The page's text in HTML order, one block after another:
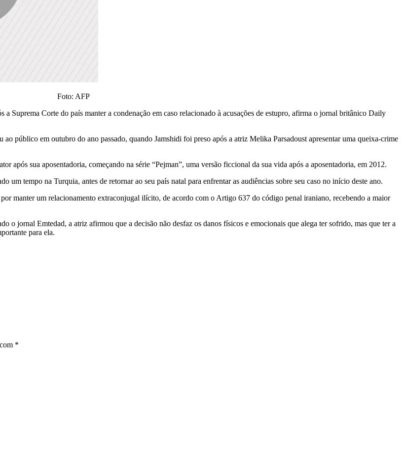
Foto: AFP
Suprema Corte do país manter a condenação em caso relacionado à acusações de estupro, afirma o jornal britânico Daily
público em outubro do ano passado, quando Jamshidi foi preso após a atriz Melika Parsadoust apresentar uma queixa-crime
após sua aposentadoria, começando na série “Pejman”, uma versão ficcional da sua vida após a aposentadoria, em 2012.
um tempo na Turquia, antes de retornar ao seu país natal para enfrentar as audiências sobre seu caso no início deste ano.
manter um relacionamento extraconjugal ilícito, de acordo com o Artigo 637 do código penal iraniano, recebendo a maior
o jornal Emtedad, a atriz afirmou que a decisão não desfaz os danos físicos e emocionais que alega ter sofrido, mas que ter a
para ela.
*